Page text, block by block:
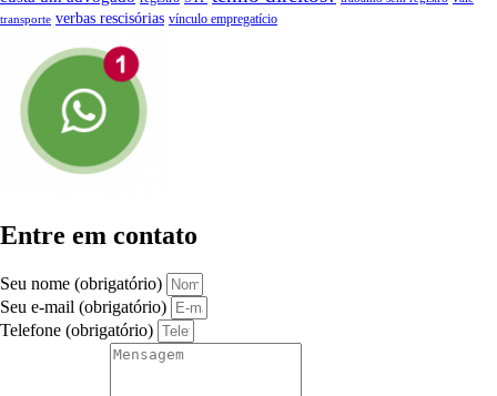
transporte verbas rescisórias vínculo empregatício
Entre em contato
Seu nome (obrigatório)
Seu e-mail (obrigatório)
Telefone (obrigatório)